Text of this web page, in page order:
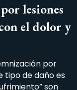
lesiones
el dolor y
por
tipo de daño es
son